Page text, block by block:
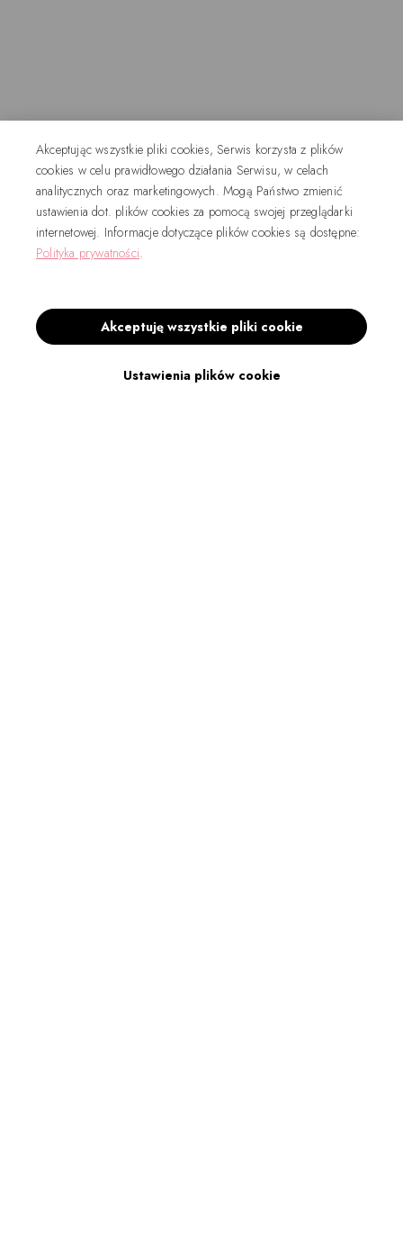
Akceptując wszystkie pliki cookies, Serwis korzysta z plików
cookies w celu prawidłowego działania Serwisu, w celach
analitycznych oraz marketingowych. Mogą Państwo zmienić
ustawienia dot. plików cookies za pomocą swojej przeglądarki
internetowej. Informacje dotyczące plików cookies są dostępne:
Polityka prywatności.
Ustawienia plików cookie
Akceptuję wszystkie pliki cookie